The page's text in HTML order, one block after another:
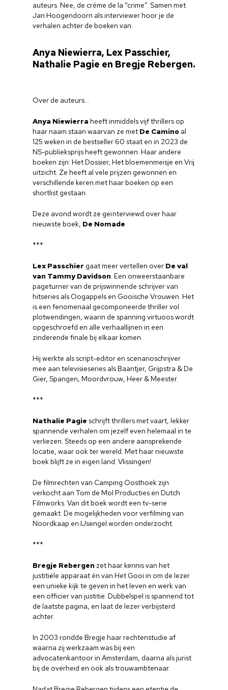
auteurs. Nee, de créme de la “crime”. Samen met
Jan Hoogendoorn als interviewer hoor je de
verhalen achter de boeken van:
Anya Niewierra, Lex Passchier,
Nathalie Pagie en Bregje Rebergen.
Over de auteurs…
Anya Niewierra heeft inmiddels vijf thrillers op
haar naam staan waarvan ze met De Camino al
125 weken in de bestseller 60 staat en in 2023 de
NS-publieksprijs heeft gewonnen. Haar andere
boeken zijn: Het Dossier, Het bloemenmeisje en Vrij
uitzicht. Ze heeft al vele prijzen gewonnen en
verschillende keren met haar boeken op een
shortlist gestaan.
Deze avond wordt ze geïnterviewd over haar
nieuwste boek, De Nomade.
***
Lex Passchier gaat meer vertellen over De val
van Tammy Davidson. Een onweerstaanbare
pageturner van de prijswinnende schrijver van
hitseries als Oogappels en Gooische Vrouwen. Het
is een fenomenaal gecomponeerde thriller vol
plotwendingen, waarin de spanning virtuoos wordt
opgeschroefd en alle verhaallijnen in een
zinderende finale bij elkaar komen.
Hij werkte als script-editor en scenarioschrijver
mee aan televisieseries als Baantjer, Grijpstra & De
Gier, Spangen, Moordvrouw, Heer & Meester.
***
Nathalie Pagie schrijft thrillers met vaart, lekker
spannende verhalen om jezelf even helemaal in te
verliezen. Steeds op een andere aansprekende
locatie, waar ook ter wereld. Met haar nieuwste
boek blijft ze in eigen land: Vlissingen!
De filmrechten van Camping Oosthoek zijn
verkocht aan Tom de Mol Producties en Dutch
Filmworks. Van dit boek wordt een tv-serie
gemaakt. De mogelijkheden voor verfilming van
Noordkaap en IJsengel worden onderzocht.
***
Bregje Rebergen zet haar kennis van het
justitiële apparaat én van Het Gooi in om de lezer
een unieke kijk te geven in het leven en werk van
een officier van justitie. Dubbelspel is spannend tot
de laatste pagina, en laat de lezer verbijsterd
achter.
In 2003 rondde Bregje haar rechtenstudie af
waarna zij werkzaam was bij een
advocatenkantoor in Amsterdam, daarna als jurist
bij de overheid en ook als trouwambtenaar.